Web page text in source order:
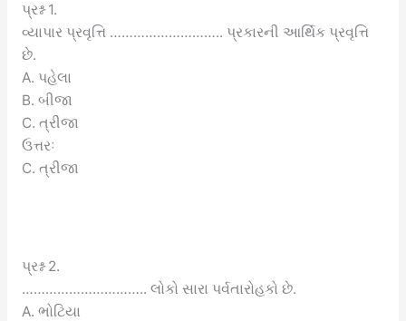
પ્રશ્ન 1.
વ્યાપાર પ્રવૃત્તિ ……………………….. પ્રકારની આર્થિક પ્રવૃત્તિ
છે.
A. પહેલા
B. બીજા
C. ત્રીજા
ઉત્તરઃ
C. ત્રીજા
પ્રશ્ન 2.
………………………….. લોકો સારા પર્વતારોહકો છે.
A. ભોટિયા